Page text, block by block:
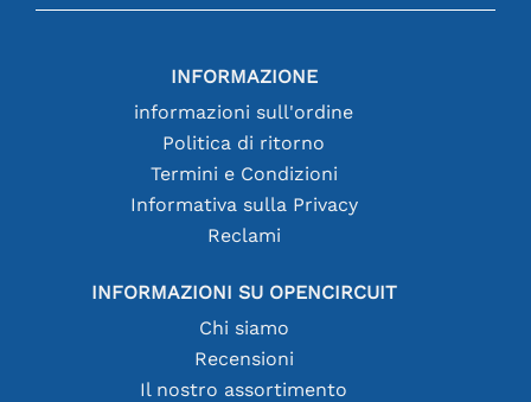
INFORMAZIONE
informazioni sull'ordine
Politica di ritorno
Termini e Condizioni
Informativa sulla Privacy
Reclami
INFORMAZIONI SU OPENCIRCUIT
Chi siamo
Recensioni
Il nostro assortimento